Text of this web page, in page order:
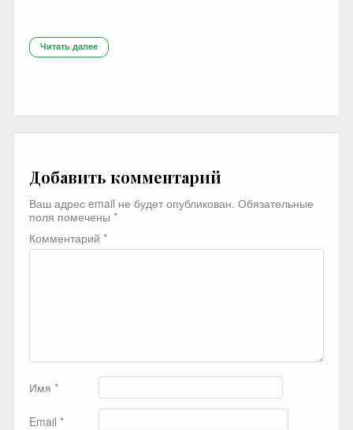
Читать далее
Добавить комментарий
Ваш адрес email не будет опубликован. Обязательные
поля помечены *
Комментарий *
Имя *
Email *